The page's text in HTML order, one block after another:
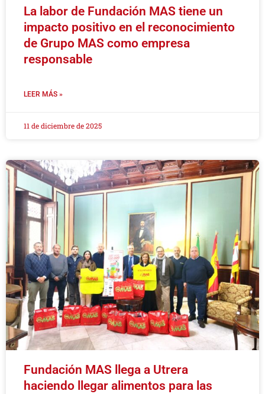
La labor de Fundación MAS tiene un
impacto positivo en el reconocimiento
de Grupo MAS como empresa
responsable
LEER MÁS »
11 de diciembre de 2025
Fundación MAS llega a Utrera
haciendo llegar alimentos para las